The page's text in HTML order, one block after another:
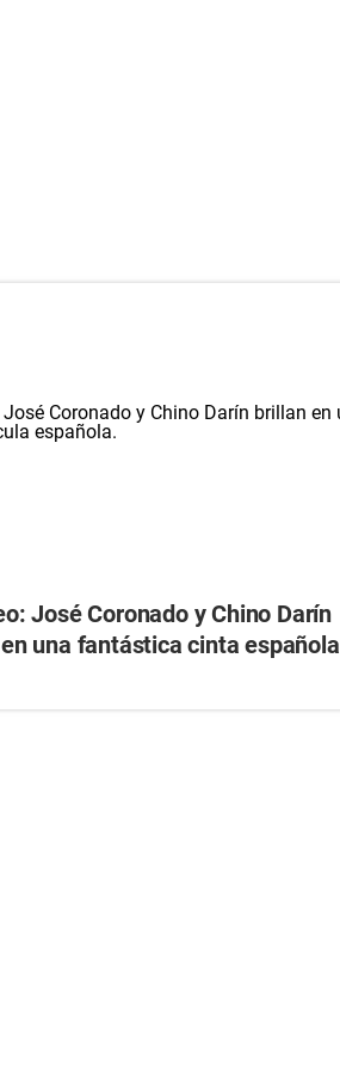
José Coronado y Chino Darín
una fantástica cinta española